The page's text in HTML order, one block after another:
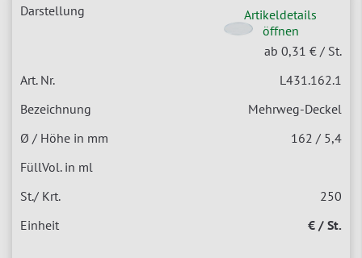
Artikeldetails
öffnen
ab 0,31 € / St.
L431.162.1
Mehrweg-Deckel
162 / 5,4
250
€ / St.